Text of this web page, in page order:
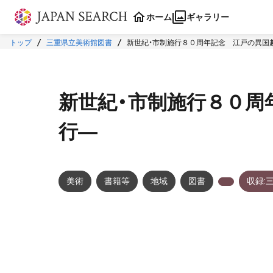
本文に飛ぶ
ホーム ギャラリー
トップ 三重県立美術館図書 新世紀・市制施行８０周年記念 江戸の異
新世紀・市制施行８
行―
美術 書籍等 地域 図書 収録: